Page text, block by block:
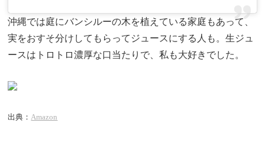
沖縄では庭にバンシルーの木を植えている家庭もあって、
実をおすそ分けしてもらってジュースにする人も。生ジュ
ースはトロトロ濃厚な口当たりで、私も大好きでした。
出典：Amazon